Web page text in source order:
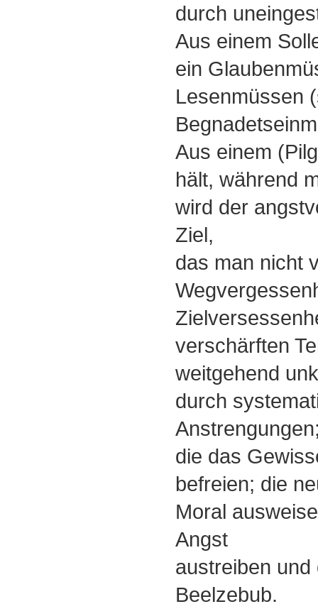
durch
Aus einem
ein
Lesenmüssen
Aus einem
hält, während
wird der
Ziel,
das man nicht
verschärften
weitgehend
durch
die das
befreien; die
Moral
Angst
austreiben und
Beelzebub.